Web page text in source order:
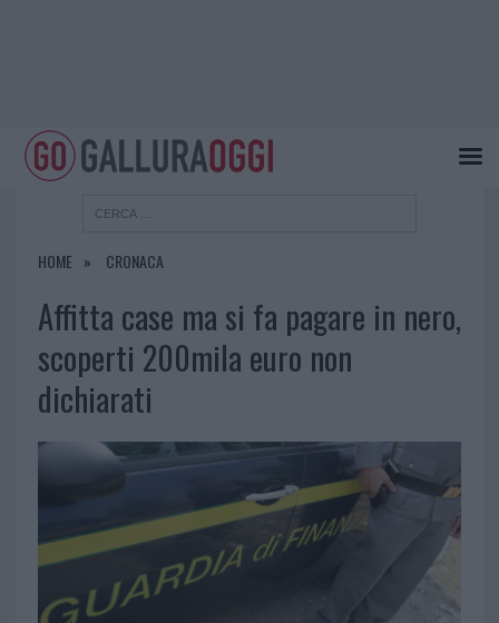
HOME CRONACA
Affitta case ma si fa pagare in nero,
scoperti 200mila euro non
dichiarati